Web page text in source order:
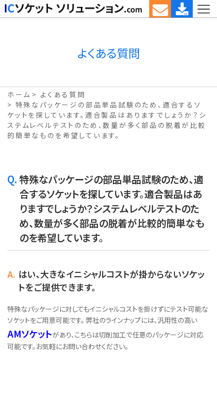
よくある質問
ホーム
よくある質問
特殊なパッケージの部品単品試験のため、適合するソ
ケットを探しています。適合製品はありますでしょうか？シ
ステムレベルテストのため、数量が多く部品の脱着が比較
的簡単なものを希望しています。
Q. 特殊なパッケージの部品単品試験のため、適
合するソケットを探しています。適合製品はあ
りますでしょうか？システムレベルテストのた
め、数量が多く部品の脱着が比較的簡単なも
のを希望しています。
A. はい、大きなイニシャルコストが掛からないソケッ
トをご提供できます。
特殊なパッケージに対してもイニシャルコストを掛けずにテスト可能な
ソケットをご用意可能です。 弊社のラインナップには、汎用性の高い
AMソケットがあり、こちらは切削加工で任意のパッケージに対応
可能です。お気軽にお問い合わせください。